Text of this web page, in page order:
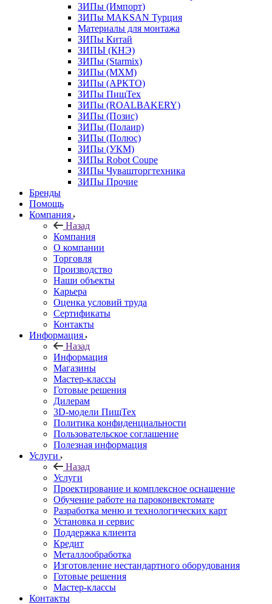
ЗИПы (Импорт)
ЗИПы MAKSAN Турция
Материалы для монтажа
ЗИПы Китай
ЗИПЫ (КНЭ)
ЗИПы (Starmix)
ЗИПы (МХМ)
ЗИПы (АРКТО)
ЗИПы ПищТех
ЗИПы (ROALBAKERY)
ЗИПы (Позис)
ЗИПы (Полаир)
ЗИПы (Полюс)
ЗИПы (УКМ)
ЗИПы Robot Coupe
ЗИПы Чувашторгтехника
ЗИПы Прочие
Бренды
Помощь
Компания
Назад
Компания
О компании
Торговля
Производство
Наши объекты
Карьера
Оценка условий труда
Сертификаты
Контакты
Информация
Назад
Информация
Магазины
Мастер-классы
Готовые решения
Дилерам
3D-модели ПищТех
Политика конфиденциальности
Пользовательское соглашение
Полезная информация
Услуги
Назад
Услуги
Проектирование и комплексное оснащение
Обучение работе на пароконвектомате
Разработка меню и технологических карт
Установка и сервис
Поддержка клиента
Кредит
Металлообработка
Изготовление нестандартного оборудования
Готовые решения
Мастер-классы
Контакты